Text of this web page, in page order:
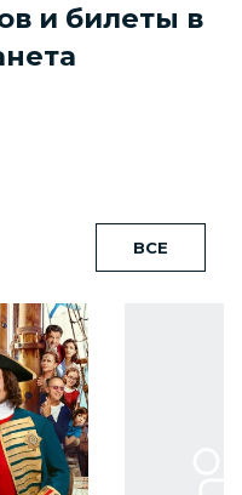
и билеты в
ВСЕ